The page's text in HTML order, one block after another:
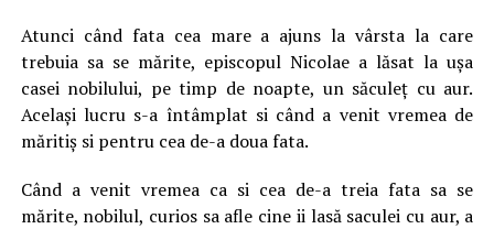
Atunci când fata cea mare a ajuns la vârsta la care
trebuia sa se mărite, episcopul Nicolae a lăsat la ușa
casei nobilului, pe timp de noapte, un săculeț cu aur.
Același lucru s-a întâmplat si când a venit vremea de
măritiș si pentru cea de-a doua fata.
Când a venit vremea ca si cea de-a treia fata sa se
mărite, nobilul, curios sa afle cine ii lasă saculei cu aur, a